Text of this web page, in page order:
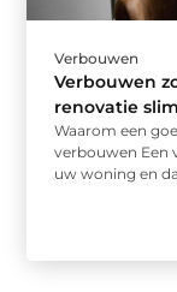
Verbouwen
Verbouwen
renovatie
Waarom een
verbouwen Een
uw woning en